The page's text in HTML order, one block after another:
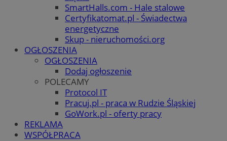
SmartHalls.com - Hale stalowe
Certyfikatomat.pl - Świadectwa
energetyczne
Skup - nieruchomości.org
OGŁOSZENIA
OGŁOSZENIA
Dodaj ogłoszenie
POLECAMY
Protocol IT
Pracuj.pl - praca w Rudzie Śląskiej
GoWork.pl - oferty pracy
REKLAMA
WSPÓŁPRACA